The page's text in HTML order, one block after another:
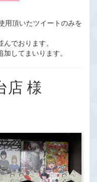
用頂いたツイートのみを
でおります。
してまいります。
店 様